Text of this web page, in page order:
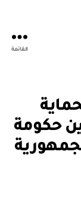
القائمة
حكومة